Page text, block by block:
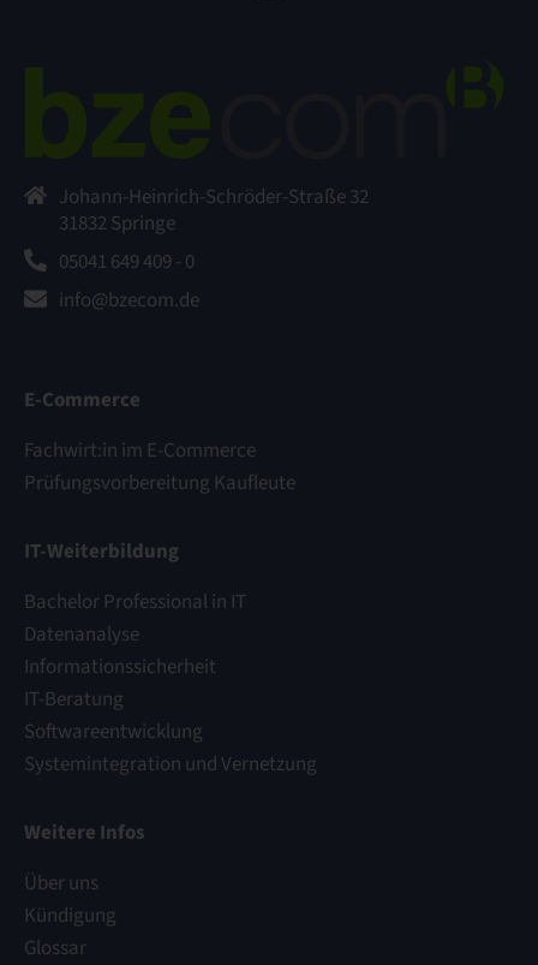
Johann-Heinrich-Schröder-Straße 32
31832 Springe
05041 649 409 - 0
info@bzecom.de
E-Commerce
Fachwirt:in im E-Commerce
Prüfungsvorbereitung Kaufleute
IT-Weiterbildung
Bachelor Professional in IT
Datenanalyse
Informationssicherheit
IT-Beratung
Softwareentwicklung
Systemintegration und Vernetzung
Weitere Infos
Über uns
Kündigung
Glossar